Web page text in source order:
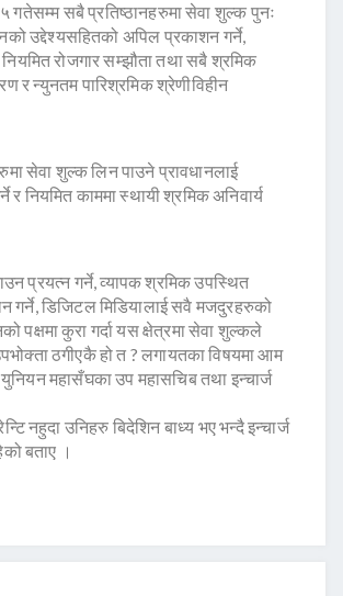
सबै प्रतिष्ठानहरुमा सेवा शुल्क पुनः
उद्देश्यसहितको अपिल प्रकाशन गर्ने,
रोजगार सम्झौता तथा सबै श्रमिक
र न्युनतम पारिश्रमिक श्रेणीविहीन
सेवा शुल्क लिन पाउने प्रावधानलाई
नियमित काममा स्थायी श्रमिक अनिवार्य
प्रयत्न गर्ने, व्यापक श्रमिक उपस्थित
गर्ने, डिजिटल मिडियालाई सवै मजदुरहरुको
पक्षमा कुरा गर्दा यस क्षेत्रमा सेवा शुल्कले
ठगीएकै हो त ? लगायतका विषयमा आम
महासँघका उप महासचिब तथा इन्चार्ज
नहुदा उनिहरु बिदेशिन बाध्य भए भन्दै इन्चार्ज
बताए ।